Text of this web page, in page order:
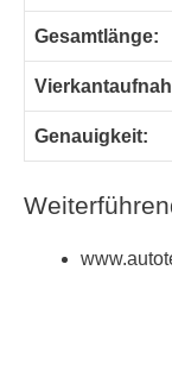
Gesamtlänge:
Genauigkeit: